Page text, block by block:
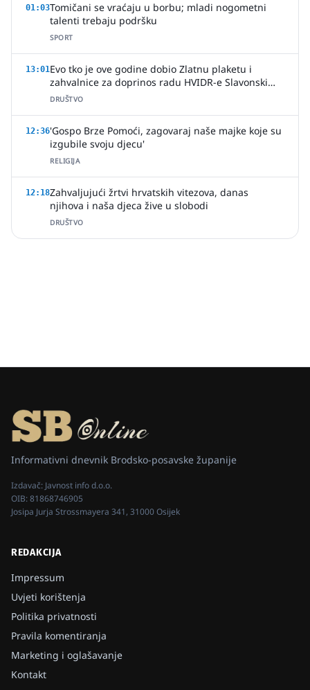
01:03Tomičani se vraćaju u borbu; mladi nogometni
talenti trebaju podršku
SPORT
13:01Evo tko je ove godine dobio Zlatnu plaketu i
zahvalnice za doprinos radu HVIDR-e Slavonski
Brod
DRUŠTVO
12:36'Gospo Brze Pomoći, zagovaraj naše majke koje su
izgubile svoju djecu'
RELIGIJA
12:18Zahvaljujući žrtvi hrvatskih vitezova, danas
njihova i naša djeca žive u slobodi
DRUŠTVO
Informativni dnevnik Brodsko-posavske županije
Izdavač: Javnost info d.o.o.
OIB:81868746905
Josipa Jurja Strossmayera 341, 31000 Osijek
REDAKCIJA
Impressum
Uvjeti korištenja
Politika privatnosti
Pravila komentiranja
Marketing i oglašavanje
Kontakt